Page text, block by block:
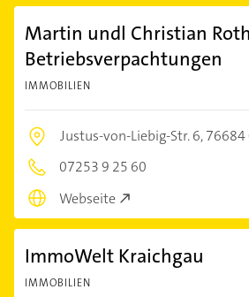
Martin undl Christian
Betriebsverpachtungen
IMMOBILIEN
Justus-von-Liebig-Str. 6,76684
07253 9 25 60
Webseite
ImmoWelt Kraichgau
IMMOBILIEN